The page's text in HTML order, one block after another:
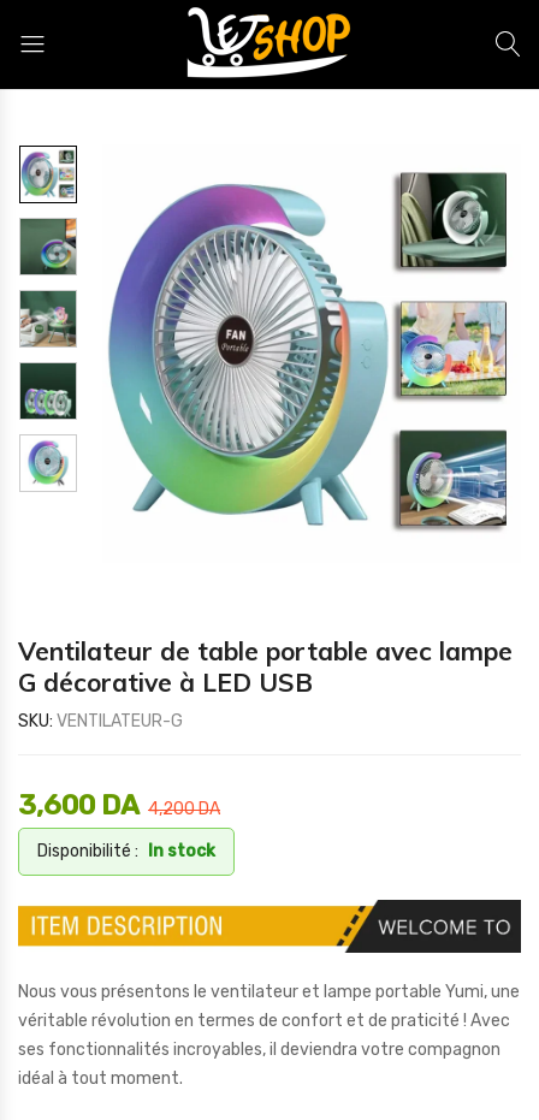
Ventilateur de table portable avec lampe
G décorative à LED USB
SKU: VENTILATEUR-G
4,200DA
3,600 DA
Disponibilité : In stock
Nous vous présentons le ventilateur et lampe portable Yumi, une
véritable révolution en termes de confort et de praticité ! Avec
ses fonctionnalités incroyables, il deviendra votre compagnon
idéal à tout moment.